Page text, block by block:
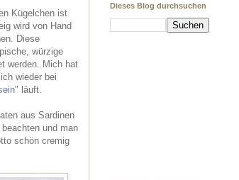
Kügelchen ist
wird von Hand
Diese
würzige
werden. Mich hat
wieder bei
läuft.
aus Sardinen
und man
schön cremig
Dieses Blog durchsuchen